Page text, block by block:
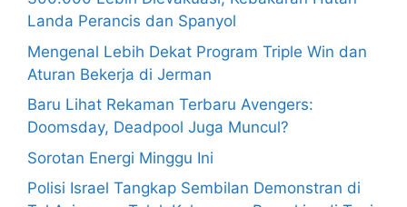
Landa Perancis dan Spanyol
Mengenal Lebih Dekat Program Triple Win dan
Aturan Bekerja di Jerman
Baru Lihat Rekaman Terbaru Avengers:
Doomsday, Deadpool Juga Muncul?
Sorotan Energi Minggu Ini
Polisi Israel Tangkap Sembilan Demonstran di